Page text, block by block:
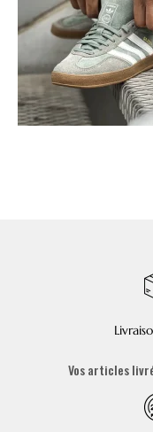
Vos articles